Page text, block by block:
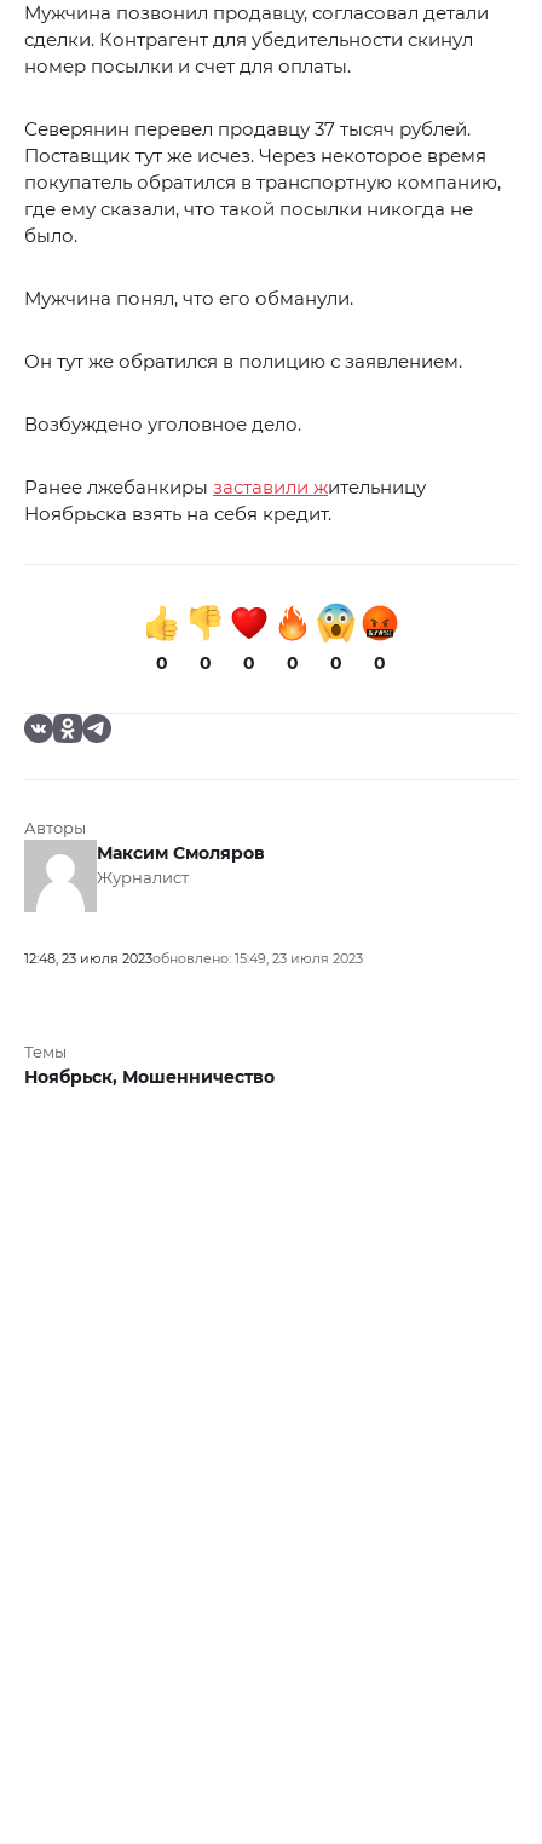
Мужчина позвонил продавцу, согласовал детали
сделки. Контрагент для убедительности скинул
номер посылки и счет для оплаты.
Северянин перевел продавцу 37 тысяч рублей.
Поставщик тут же исчез. Через некоторое время
покупатель обратился в транспортную компанию,
где ему сказали, что такой посылки никогда не
было.
Мужчина понял, что его обманули.
Он тут же обратился в полицию с заявлением.
Возбуждено уголовное дело.
Ранее лжебанкиры заставили жительницу
Ноябрьска взять на себя кредит.
0 0 0 0 0 0
Авторы
Максим Смоляров
Журналист
12:48, 23 июля 2023обновлено: 15:49, 23 июля 2023
Темы
Ноябрьск, Мошенничество